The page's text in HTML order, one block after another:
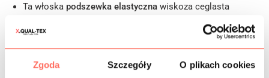
Zgoda Szczegóły O plikach cookies
Ta włoska podszewka elastycznawiskoza ceglasta
projektowi wyjątkowego, luksusowego charakteru.
elastanu stanowi idealny wybór dla osób poszukujących
doskonałej warstwy wewnętrznej do prestiżowej odzieży.